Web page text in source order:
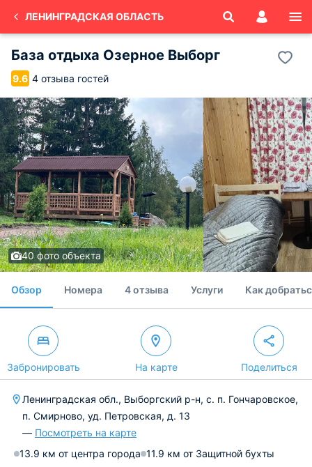
ЛЕНИНГРАДСКАЯ ОБЛАСТЬ
База отдыха Озерное Выборг
9.6 4 отзыва гостей
40 фото объекта
Обзор Номера 4 отзыва Услуги Как
Забронировать На карте Поделиться
Ленинградская обл., Выборгский р-н, с. п. Гончаровское,
п. Смирново, уд. Петровская, д. 13
— Посмотреть на карте
13.9 км от центра города 11.9 км от Защитной бухты